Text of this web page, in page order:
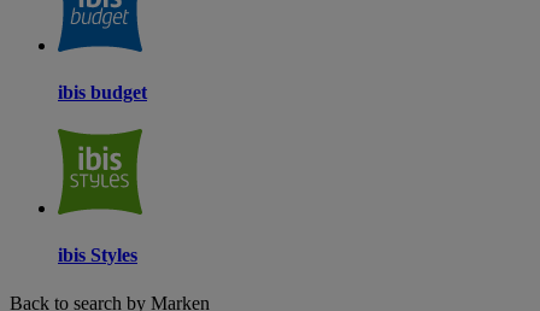
ibis budget
ibis Styles
Back to search by Marken